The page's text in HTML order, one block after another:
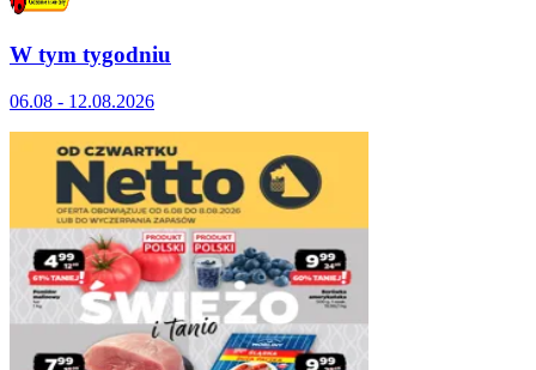
W tym tygodniu
06.08 - 12.08.2026